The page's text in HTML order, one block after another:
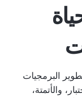
البرمجيات
والأتمتة،